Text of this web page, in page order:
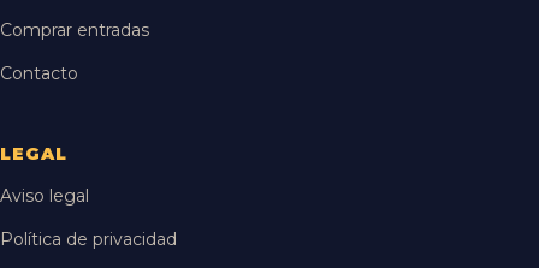
Comprar entradas
Contacto
LEGAL
Aviso legal
Política de privacidad